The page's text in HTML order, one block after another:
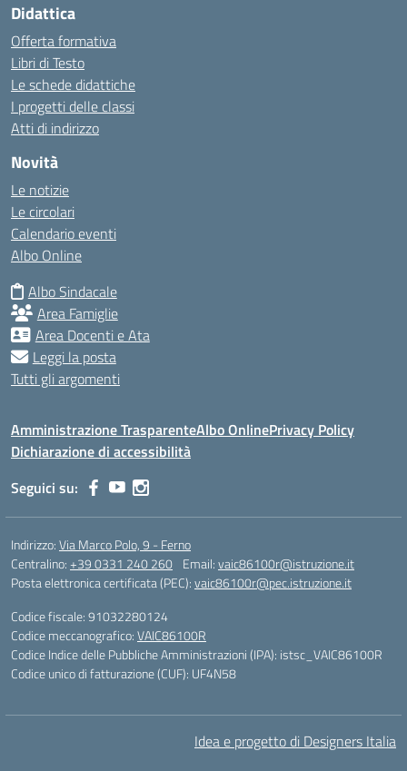
Didattica
Offerta formativa
Libri di Testo
Le schede didattiche
I progetti delle classi
Atti di indirizzo
Novità
Le notizie
Le circolari
Calendario eventi
Albo Online
Albo Sindacale
Area Famiglie
Area Docenti e Ata
Leggi la posta
Tutti gli argomenti
Amministrazione TrasparenteAlbo OnlinePrivacy Policy
Dichiarazione di accessibilità
Seguici su:
Indirizzo:Via Marco Polo, 9 - Ferno
Centralino:+39 0331 240 260 Email:vaic86100r@istruzione.it
Posta elettronica certificata (PEC):vaic86100r@pec.istruzione.it
Codice fiscale: 91032280124
Codice meccanografico:VAIC86100R
Codice Indice delle Pubbliche Amministrazioni (IPA): istsc_VAIC86100R
Codice unico di fatturazione (CUF): UF4N58
Idea e progetto di Designers Italia